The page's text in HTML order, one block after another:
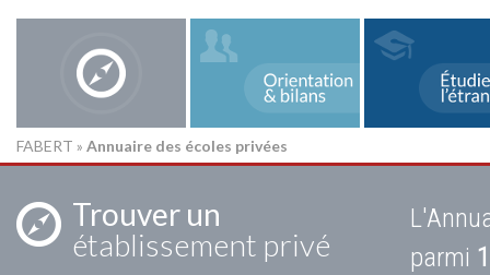
FABERT » Annuaire des écoles privées
Trouver un
établissement privé
parmi